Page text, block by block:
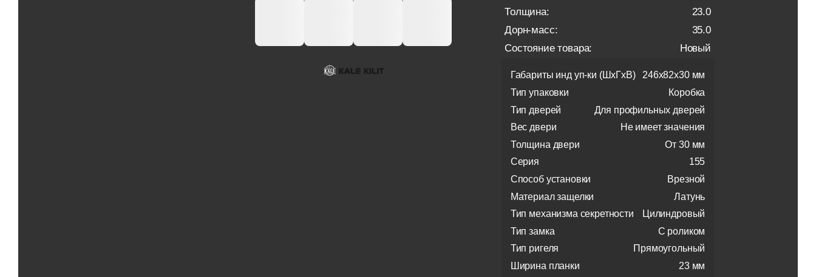
Толщина:
23.0
Дорн-масс:
35.0
Состояние товара:
Новый
Габариты инд уп-ки (ШхГхВ)
246x82x30 мм
Тип упаковки
Коробка
Тип дверей
Для профильных дверей
Вес двери
Не имеет значения
Толщина двери
От 30 мм
Серия
155
Способ установки
Врезной
Материал защелки
Латунь
Тип механизма секретности
Цилиндровый
Тип замка
С роликом
Тип ригеля
Прямоугольный
Ширина планки
23 мм